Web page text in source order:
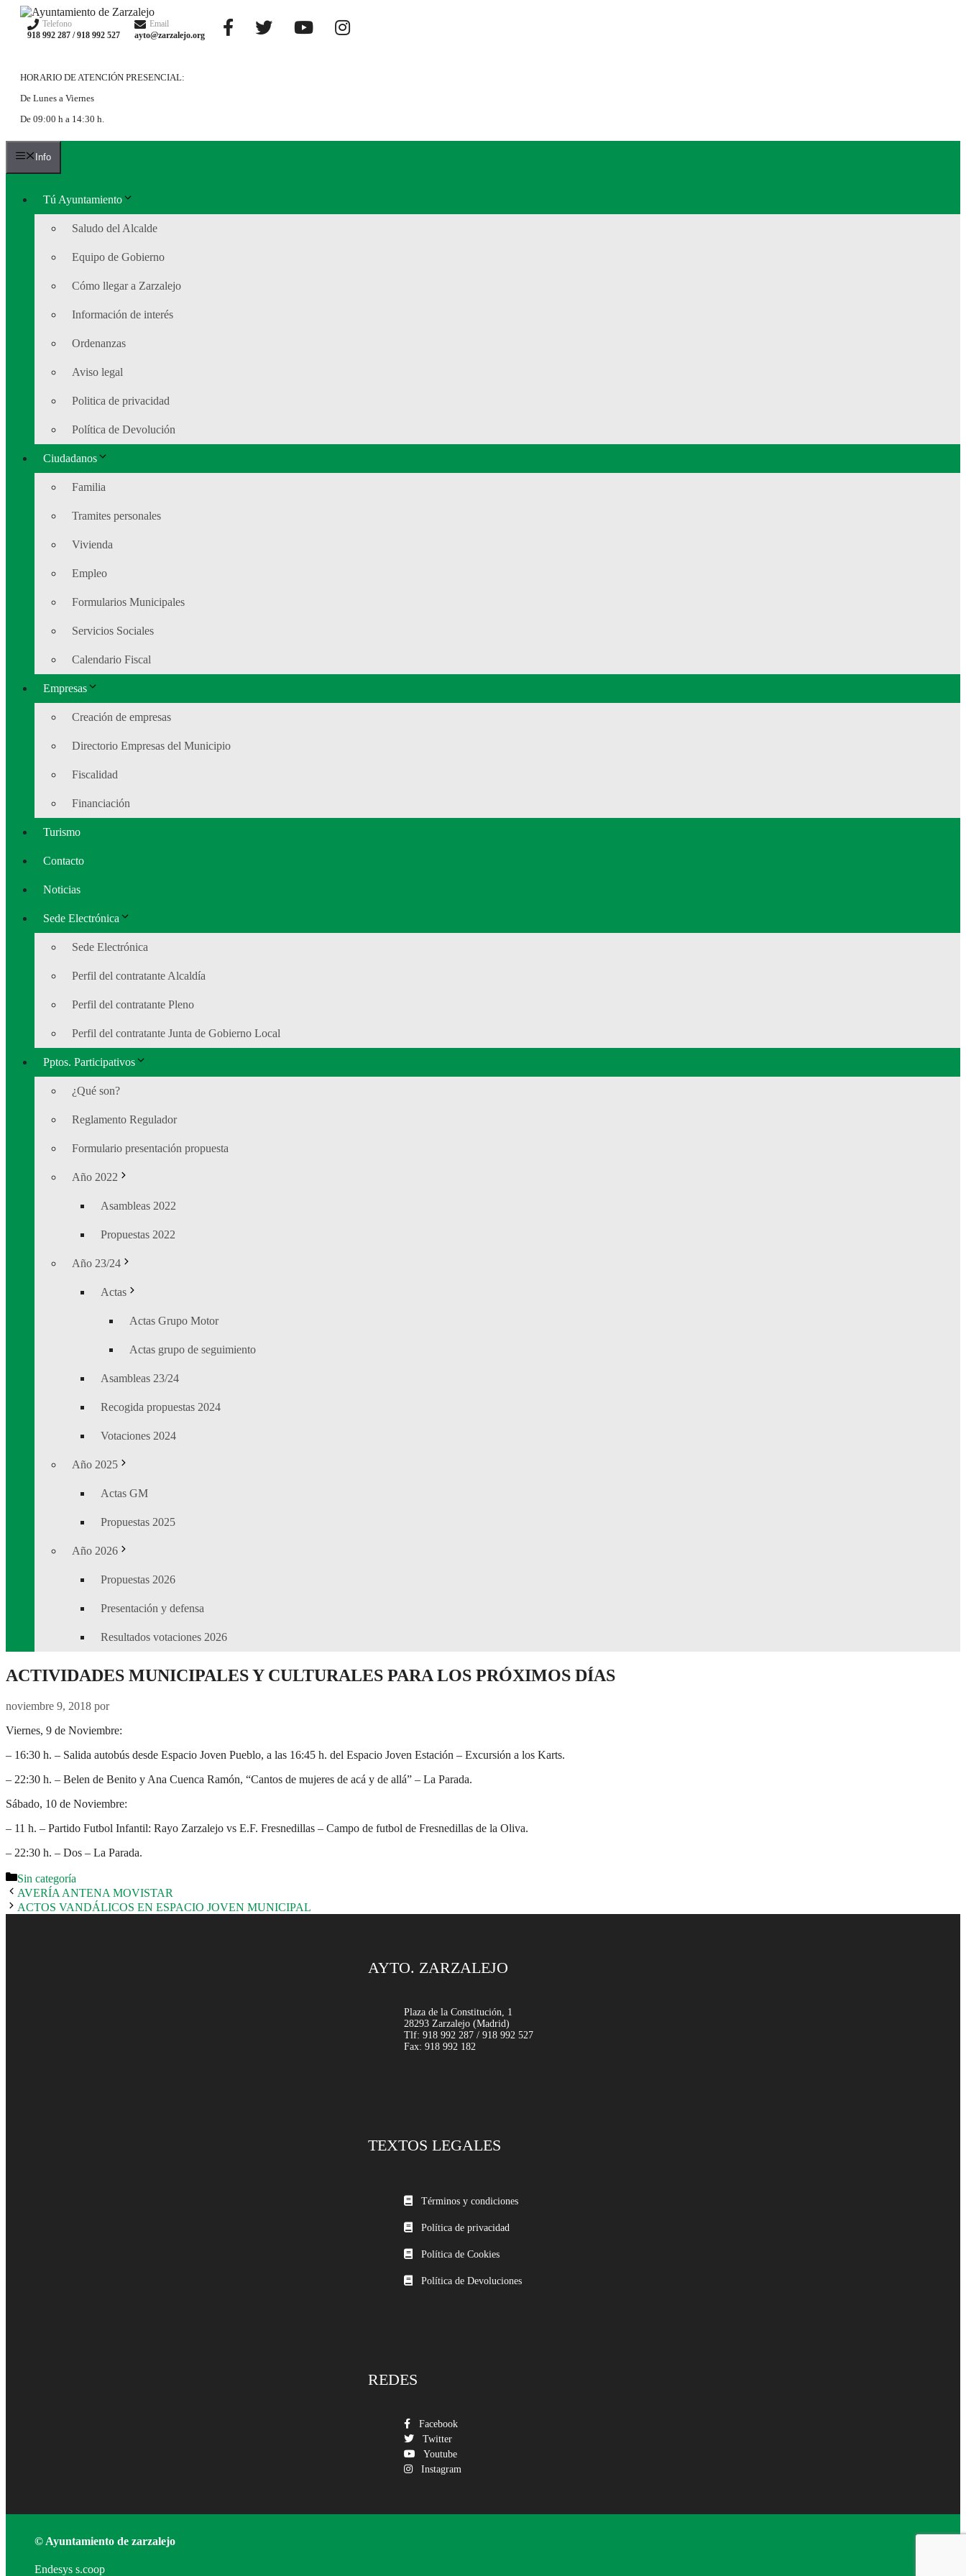
Saltar
contenido
Telefono
918 992 287 / 918 992 527
Email
ayto@zarzalejo.org
HORARIO DE ATENCIÓN PRESENCIAL:
De Lunes a Viernes
De 09:00 h a 14:30 h.
Info
Tú Ayuntamiento
Saludo del Alcalde
Equipo de Gobierno
Cómo llegar a Zarzalejo
Información de interés
Ordenanzas
Aviso legal
Politica de privacidad
Política de Devolución
Ciudadanos
Familia
Tramites personales
Vivienda
Empleo
Formularios Municipales
Servicios Sociales
Calendario Fiscal
Empresas
Creación de empresas
Directorio Empresas del Municipio
Fiscalidad
Financiación
Turismo
Contacto
Noticias
Sede Electrónica
Sede Electrónica
Perfil del contratante Alcaldía
Perfil del contratante Pleno
Perfil del contratante Junta de Gobierno Local
Pptos. Participativos
¿Qué son?
Reglamento Regulador
Formulario presentación propuesta
Año 2022
Asambleas 2022
Propuestas 2022
Año 23/24
Actas
Actas Grupo Motor
Actas grupo de seguimiento
Asambleas 23/24
Recogida propuestas 2024
Votaciones 2024
Año 2025
Actas GM
Propuestas 2025
Año 2026
Propuestas 2026
Presentación y defensa
Resultados votaciones 2026
ACTIVIDADES MUNICIPALES Y CULTURALES PARA LOS PRÓXIMOS DÍAS
noviembre 9, 2018 por
Viernes, 9 de Noviembre:
– 16:30 h. – Salida autobús desde Espacio Joven Pueblo, a las 16:45 h. del Espacio Joven Estación – Excursión a los Karts.
– 22:30 h. – Belen de Benito y Ana Cuenca Ramón, “Cantos de mujeres de acá y de allá” – La Parada.
Sábado, 10 de Noviembre:
– 11 h. – Partido Futbol Infantil: Rayo Zarzalejo vs E.F. Fresnedillas – Campo de futbol de Fresnedillas de la Oliva.
– 22:30 h. – Dos – La Parada.
Categorías
Sin categoría
AVERÍA ANTENA MOVISTAR
ACTOS VANDÁLICOS EN ESPACIO JOVEN MUNICIPAL
AYTO. ZARZALEJO
Plaza de la Constitución, 1
28293 Zarzalejo (Madrid)
Tlf: 918 992 287 / 918 992 527
Fax: 918 992 182
TEXTOS LEGALES
Términos y condiciones
Política de privacidad
Política de Cookies
Política de Devoluciones
REDES
Facebook
Twitter
Youtube
Instagram
© Ayuntamiento de zarzalejo
Endesys s.coop